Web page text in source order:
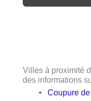
Villes à proximité
des informations
Coupure